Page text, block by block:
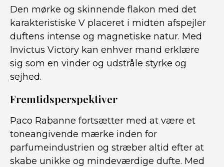
Den mørke og skinnende flakon med det
karakteristiske V placeret i midten afspejler
duftens intense og magnetiske natur. Med
Invictus Victory kan enhver mand erklære
sig som en vinder og udstråle styrke og
sejhed.
Fremtidsperspektiver
Paco Rabanne fortsætter med at være et
toneangivende mærke inden for
parfumeindustrien og stræber altid efter at
skabe unikke og mindeværdige dufte. Med